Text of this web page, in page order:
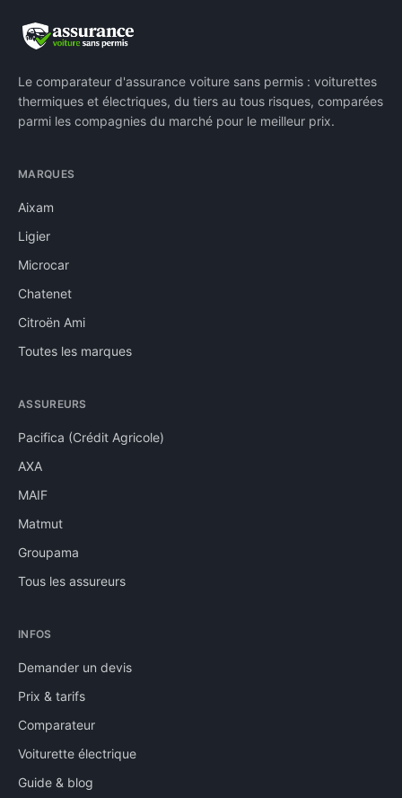
Le comparateur d'assurance voiture sans permis : voiturettes
thermiques et électriques, du tiers au tous risques, comparées
parmi les compagnies du marché pour le meilleur prix.
MARQUES
Aixam
Ligier
Microcar
Chatenet
Citroën Ami
Toutes les marques
ASSUREURS
Pacifica (Crédit Agricole)
AXA
MAIF
Matmut
Groupama
Tous les assureurs
INFOS
Demander un devis
Prix & tarifs
Comparateur
Voiturette électrique
Guide & blog